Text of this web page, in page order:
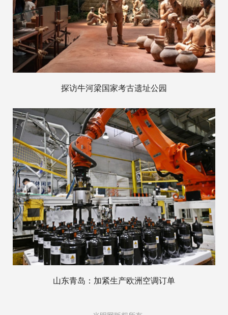
探访牛河梁国家考古遗址公园
山东青岛：加紧生产欧洲空调订单